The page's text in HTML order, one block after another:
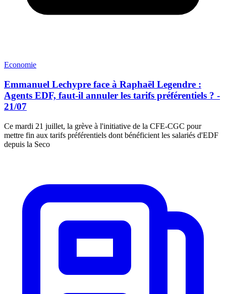
Economie
Emmanuel Lechypre face à Raphaël Legendre :
Agents EDF, faut-il annuler les tarifs préférentiels ? -
21/07
Ce mardi 21 juillet, la grève à l'initiative de la CFE-CGC pour
mettre fin aux tarifs préférentiels dont bénéficient les salariés d'EDF
depuis la Seco